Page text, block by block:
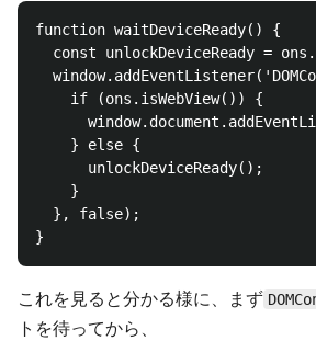
function waitDeviceReady() {
const unlockDeviceReady =
    if (ons.isWebView()) {
    } else {
      unlockDeviceReady();
    }
  }, false);
これを見ると分かる様に、まず
トを待ってから、